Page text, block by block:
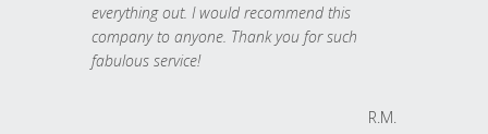
everything out. I would recommend this
company to anyone. Thank you for such
fabulous service!
R.M.